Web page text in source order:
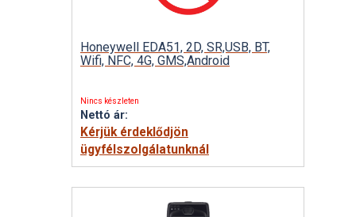
Honeywell EDA51, 2D, SR,USB, BT,
Wifi, NFC, 4G, GMS,Android
Nincs készleten
Nettó ár:
Kérjük érdeklődjön
ügyfélszolgálatunknál